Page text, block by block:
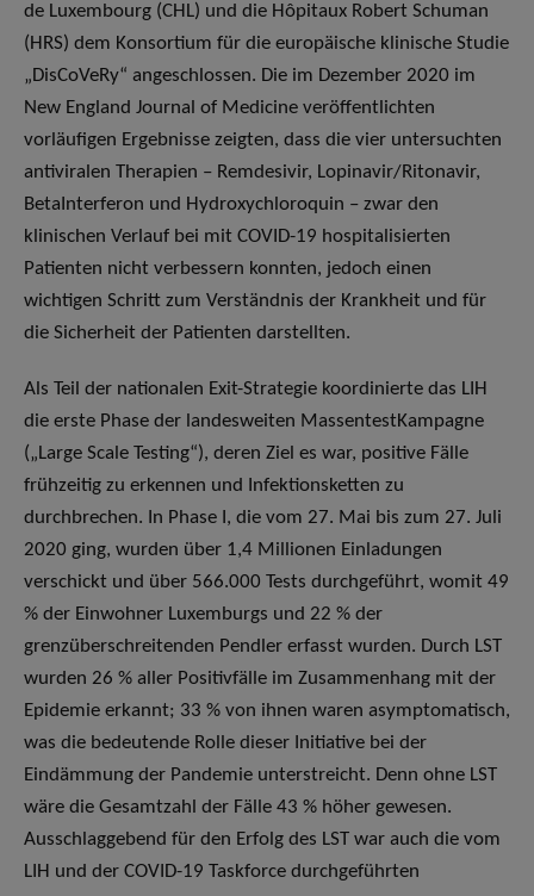
de Luxembourg (CHL) und die Hôpitaux Robert Schuman
(HRS) dem Konsortium für die europäische klinische Studie
„DisCoVeRy“ angeschlossen. Die im Dezember 2020 im
New England Journal of Medicine veröffentlichten
vorläufigen Ergebnisse zeigten, dass die vier untersuchten
antiviralen Therapien – Remdesivir, Lopinavir/Ritonavir,
BetaInterferon und Hydroxychloroquin – zwar den
klinischen Verlauf bei mit COVID-19 hospitalisierten
Patienten nicht verbessern konnten, jedoch einen
wichtigen Schritt zum Verständnis der Krankheit und für
die Sicherheit der Patienten darstellten.
Als Teil der nationalen Exit-Strategie koordinierte das LIH
die erste Phase der landesweiten MassentestKampagne
(„Large Scale Testing“), deren Ziel es war, positive Fälle
frühzeitig zu erkennen und Infektionsketten zu
durchbrechen. In Phase I, die vom 27. Mai bis zum 27. Juli
2020 ging, wurden über 1,4 Millionen Einladungen
verschickt und über 566.000 Tests durchgeführt, womit 49
% der Einwohner Luxemburgs und 22 % der
grenzüberschreitenden Pendler erfasst wurden. Durch LST
wurden 26 % aller Positivfälle im Zusammenhang mit der
Epidemie erkannt; 33 % von ihnen waren asymptomatisch,
was die bedeutende Rolle dieser Initiative bei der
Eindämmung der Pandemie unterstreicht. Denn ohne LST
wäre die Gesamtzahl der Fälle 43 % höher gewesen.
Ausschlaggebend für den Erfolg des LST war auch die vom
LIH und der COVID-19 Taskforce durchgeführten